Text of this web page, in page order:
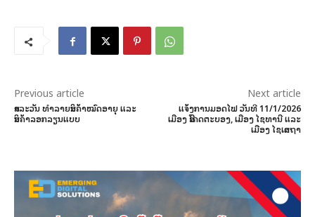
Previous article
ສາລະວັນ ທໍາລາຍສິນຄ້າໝົດອາຍຸ ແລະ
ສິນຄ້າລອກລຽນແບບ
Next article
ແຈ້ງການມອດໄຟ ວັນທີ 11/1/2026
ເມືອງ ສີໂຄດຕະບອງ, ເມືອງ ໄຊທານີ ແລະ
ເມືອງ ໄຊເສດຖາ